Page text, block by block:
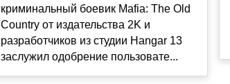
криминальный боевик Mafia: The Old
Country от издательства 2K и
разработчиков из студии Hangar 13
заслужил одобрение пользовате...